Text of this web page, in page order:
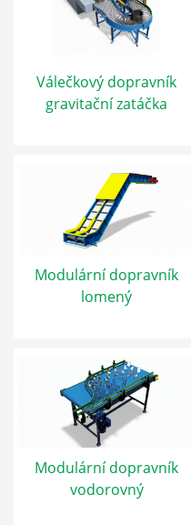
Válečkový dopravník
gravitační zatáčka
Modulární dopravník
lomený
Modulární dopravník
vodorovný